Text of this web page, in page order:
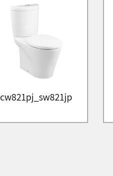
cw821pj_sw821jp